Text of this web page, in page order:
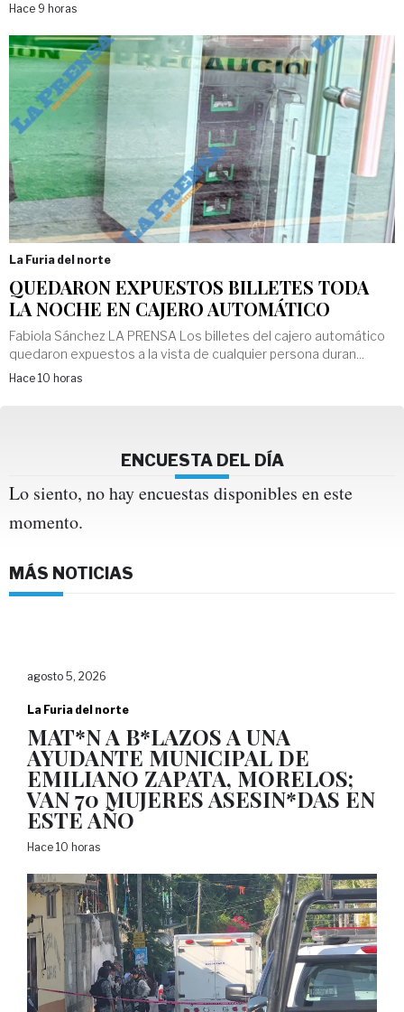
Hace 9 horas
La Furia del norte
QUEDARON EXPUESTOS BILLETES TODA
LA NOCHE EN CAJERO AUTOMÁTICO
Fabiola Sánchez LA PRENSA Los billetes del cajero automático
quedaron expuestos a la vista de cualquier persona duran...
Hace 10 horas
ENCUESTA DEL DÍA
Lo siento, no hay encuestas disponibles en este
momento.
MÁS NOTICIAS
agosto 5, 2026
La Furia del norte
MAT*N A B*LAZOS A UNA
AYUDANTE MUNICIPAL DE
EMILIANO ZAPATA, MORELOS;
VAN 70 MUJERES ASESIN*DAS EN
ESTE AÑO
Hace 10 horas